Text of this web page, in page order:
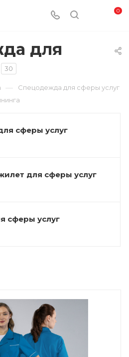
0
для
30
— Спецодежда для сферы услуг
сферы услуг
для сферы услуг
сферы услуг